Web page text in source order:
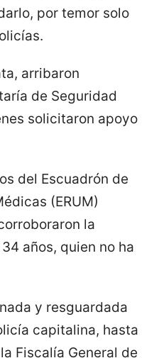
por temor solo
arribaron
de Seguridad
solicitaron apoyo
del Escuadrón de
(ERUM)
la
años, quien no ha
y resguardada
capitalina, hasta
Fiscalía General de